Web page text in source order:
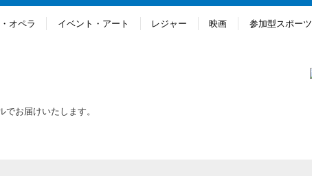
オペラ イベント・アート レジャー 映画 参加型スポーツ
お届けいたします。